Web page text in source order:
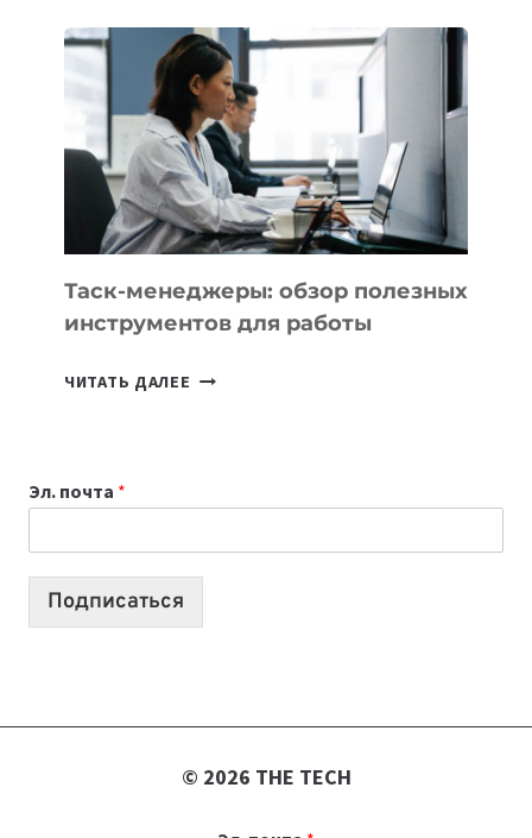
БИЗНЕСА:
КАКИЕ
3
ЗАДАЧИ
ЕМУ
МОЖНО
ПОРУЧИТЬ
УЖЕ
СЕГОДНЯ
Таск-менеджеры: обзор полезных
инструментов для работы
ЧИТАТЬ ДАЛЕЕ ТАСК-
РАБОТЫ
Эл. почта *
Подписаться
© 2026 THE TECH